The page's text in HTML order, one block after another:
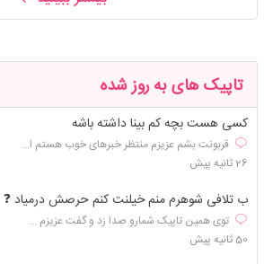
تاپیک های به روز شده
کسی هست بچه کم بینا داشته باشه
قربونت بشم عزیزم منتظر خبرهای خوب هستم ا...
26 ثانیه پیش
ب تلافی شوهرم منم خیلنت کنم حرصش درمیاد ❓
توی همین تاپیک شمارو صدا زد و گفت عزیزم ...
50 ثانیه پیش